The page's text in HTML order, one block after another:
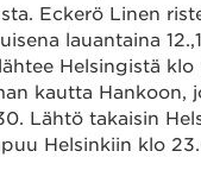
Eckerö Linen
lauantaina
Helsingistä klo
kautta Hankoon,
Lähtö takaisin
Helsinkiin klo